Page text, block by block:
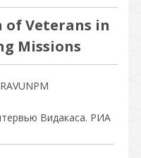
of Veterans in
Missions
Видакаса. РИА